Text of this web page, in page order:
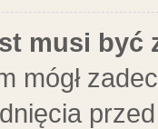
musi być
mógł